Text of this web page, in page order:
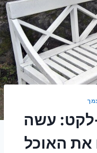
לקט: עשה
האוכל